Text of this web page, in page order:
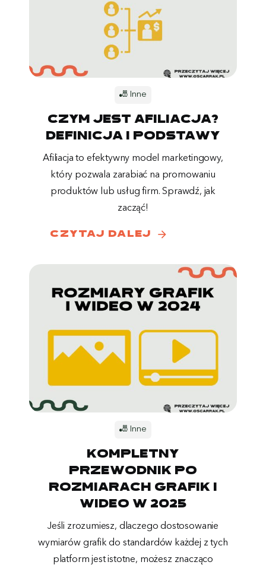
🎳 Inne
Czym jest afiliacja?
Definicja i podstawy
Afiliacja to efektywny model marketingowy,
który pozwala zarabiać na promowaniu
produktów lub usług firm. Sprawdź, jak
zacząć!
czytaj dalej arrow_forward
🎳 Inne
Kompletny
przewodnik po
rozmiarach grafik i
wideo w 2025
Jeśli zrozumiesz, dlaczego dostosowanie
wymiarów grafik do standardów każdej z tych
platform jest istotne, możesz znacząco